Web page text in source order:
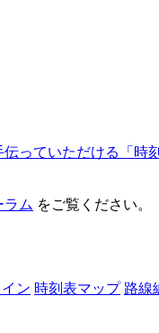
っていただける「時
ラム をご覧ください。
ン 時刻表マップ 路線